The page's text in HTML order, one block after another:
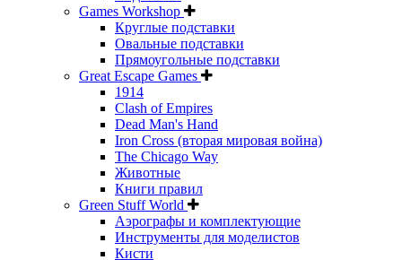
Games Workshop
Круглые подставки
Овальные подставки
Прямоугольные подставки
Great Escape Games
1914
Clash of Empires
Dead Man's Hand
Iron Cross (вторая мировая война)
The Chicago Way
Животные
Книги правил
Green Stuff World
Аэрографы и комплектующие
Инструменты для моделистов
Кисти